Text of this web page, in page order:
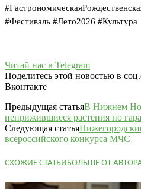
#Фестиваль #Лето2026 #Культура
Читай нас в Telegram
Поделитесь этой новостью в
Вконтакте
Предыдущая статьяВ Нижнем
неприжившиеся растения по
Следующая статья
всероссийского конкурса МЧС
СХОЖИЕ СТАТЬИБОЛЬШЕ ОТ